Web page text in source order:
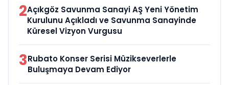
2Açıkgöz Savunma Sanayi AŞ Yeni Yönetim
Kurulunu Açıkladı ve Savunma Sanayinde
Küresel Vizyon Vurgusu
3Rubato Konser Serisi Müzikseverlerle
Buluşmaya Devam Ediyor